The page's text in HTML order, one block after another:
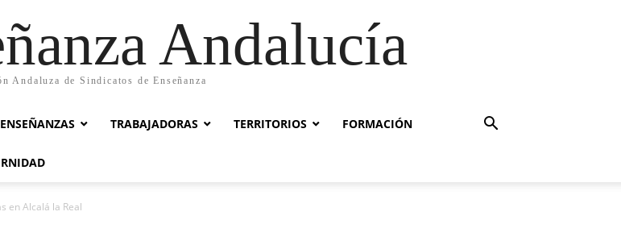
Andalucía
Andaluza de Sindicatos de Enseñanza
ENSEÑANZAS TRABAJADORAS TERRITORIOS FORMACIÓN
en Alcalá la Real